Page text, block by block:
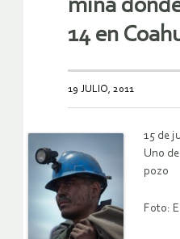
mina
14 en
19 JULIO, 2011
15 de
Uno
pozo
Foto: